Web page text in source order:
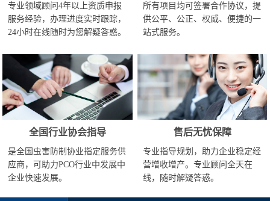
专业领域顾问4年以上资质申报
服务经验，办理进度实时跟踪，
24小时在线随时为您解疑答惑。
所有项目均可签署合作协议，提
供公平、公正、权威、便捷的一
站式服务。
全国行业协会指导
是全国虫害防制协业指定服务供
应商，可助力PCO行业中发展中
企业快速发展。
售后无忧保障
专业指导规划，助力企业稳定经
营增收增产。专业顾问全天在
线，随时解疑答惑。